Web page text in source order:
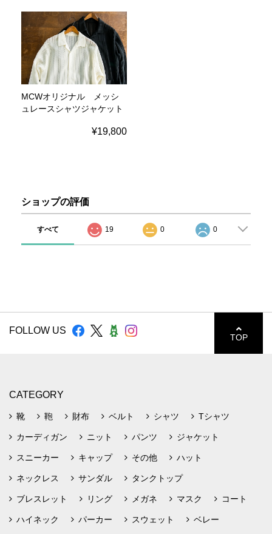
MCWオリジナル メッシ
ュレースシャツジャケット
¥19,800
ショップの評価
すべて 19 0 0
FOLLOW US
TOP
CATEGORY
靴 鞄 財布 ベルト シャツ Tシャツ
カーディガン ニット パンツ ジャケット
スニーカー キャップ その他 ハット
ネックレス サンダル タンクトップ
ブレスレット リング メガネ マスク コート
ハイネック パーカー スウェット ベレー